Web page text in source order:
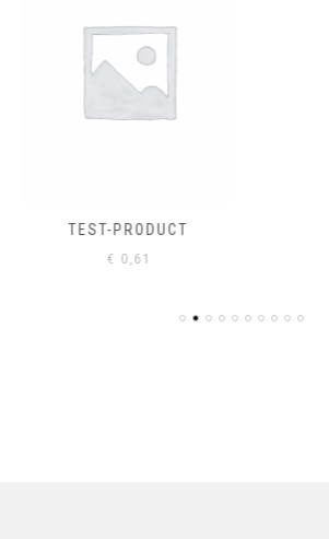
TEST-PRODUCT
€0,61